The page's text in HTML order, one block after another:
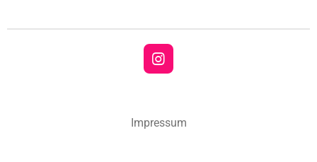
I
n
a
Impressum